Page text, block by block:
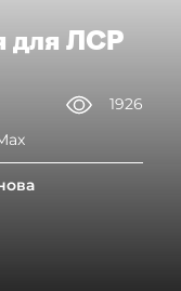
для ЛСР
1926